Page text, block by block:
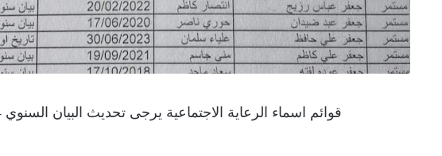
قوائم اسماء الرعاية الاجتماعية يرجى تحديث البيان السنوي 2024